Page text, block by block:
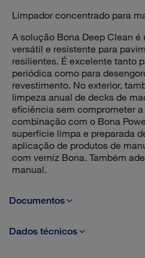
Limpador concentrado para
A solução Bona Deep Clean
versátil e resistente para
resilientes. É excelente tanto
periódica como para
revestimento. No exterior,
limpeza anual de decks de
eficiência sem comprometer
combinação com o Bona
superfície limpa e preparada
aplicação de produtos de
com verniz Bona. Também
manual.
Documentos
TDS Bona Deep Clean
Dados técnicos